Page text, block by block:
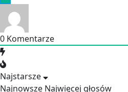
0 Komentarze
Najstarsze
Najnowsze Najwięcej głosów